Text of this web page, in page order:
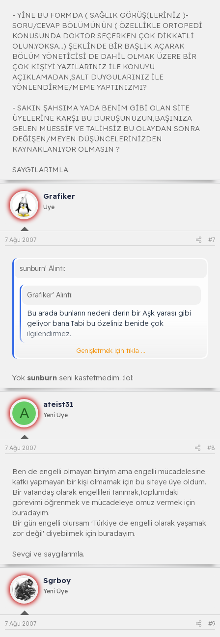
- YİNE BU FORMDA ( SAĞLIK GÖRÜŞ(LERİNİZ )-
SORU/CEVAP BÖLÜMÜNÜN ( ÖZELLİKLE ORTOPEDİ
KONUSUNDA DOKTOR SEÇERKEN ÇOK DİKKATLİ
OLUN.YOKSA...) ŞEKLİNDE BİR BAŞLIK AÇARAK
BÖLÜM YÖNETİCİSİ DE DAHİL OLMAK ÜZERE BİR
ÇOK KİŞİYİ YAZILARINIZ İLE KONUYU
AÇIKLAMADAN,SALT DUYGULARINIZ İLE
YÖNLENDİRME/MEME YAPTINIZMI?
- SAKIN ŞAHSIMA YADA BENİM GİBİ OLAN SİTE
ÜYELERİNE KARŞI BU DURUŞUNUZUN,BAŞINIZA
GELEN MÜESSİF VE TALİHSİZ BU OLAYDAN SONRA
DEĞİŞEN/MEYEN DÜŞÜNCELERİNİZDEN
KAYNAKLANIYOR OLMASIN ?
SAYGILARIMLA.
Grafiker
Üye
7 Ağu 2007 #7
sunburn' Alıntı:
Grafiker' Alıntı:
Bu arada bunların nedeni derin bir Aşk yarası gibi
geliyor bana.Tabi bu özeliniz benide çok
ilgilendirmez.
Genişletmek için tıkla ...
EVLİ BARKLI BİR İNSANIM
Genişletmek için tıkla ...
Yok sunburn seni kastetmedim. :lol:
A
ateist31
Yeni Üye
7 Ağu 2007 #8
Ben de engelli olmayan biriyim ama engelli mücadelesine
katkı yapmayan bir kişi olmamak için bu siteye üye oldum.
Bir vatandaş olarak engellileri tanımak,toplumdaki
görevimi öğrenmek ve mücadeleye omuz vermek için
buradayım.
Bir gün engelli olursam 'Türkiye de engelli olarak yaşamak
zor değil' diyebilmek için buradayım.
Sevgi ve saygılarımla.
Sgrboy
Yeni Üye
7 Ağu 2007 #9